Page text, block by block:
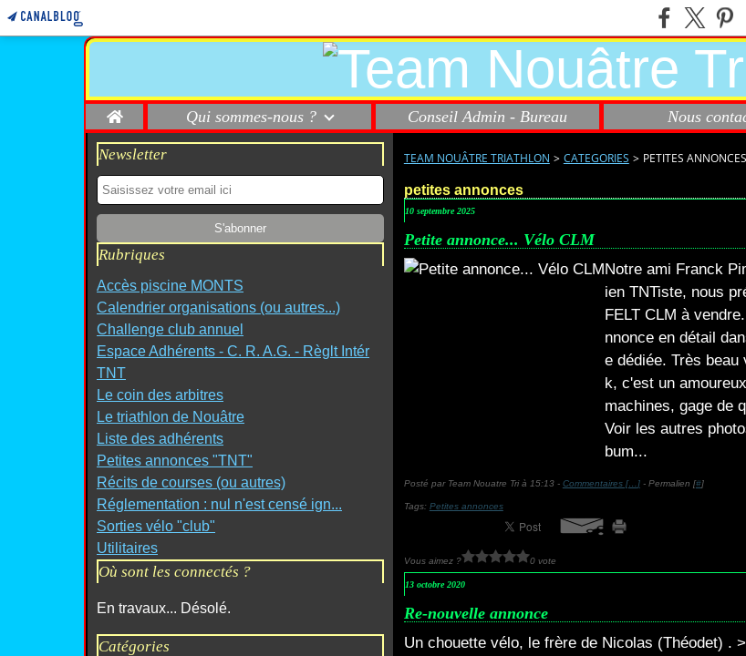
Home Qui sommes-nous ? Conseil Admin - Bureau Nous
Newsletter
Rubriques
Accès piscine MONTS
Calendrier organisations (ou autres...)
Challenge club annuel
Espace Adhérents - C. R. A.G. - Règlt Intér
TNT
Le coin des arbitres
Le triathlon de Nouâtre
Liste des adhérents
Petites annonces "TNT"
Récits de courses (ou autres)
Réglementation : nul n'est censé ign...
Sorties vélo "club"
Utilitaires
Où sont les connectés ?
En travaux... Désolé.
Catégories
TEAM NOUÂTRE TRIATHLON > CATEGORIES > PETITES ANNONCES
petites annonces
10 septembre 2025
Petite annonce... Vélo CLM
Notre ami Franck
ien TNTiste, nous
FELT CLM à
nnonce en détail
e dédiée. Très beau
k, c'est un
machines, gage de
Voir les autres
bum...
Posté par Team Nouatre Tri à 15:13 - Commentaires [… ]- Permalien [#]
Tags: Petites annonces
Vous aimez ? 0 vote
13 octobre 2020
Re-nouvelle annonce
Un chouette vélo, le frère de Nicolas (Théodet) .